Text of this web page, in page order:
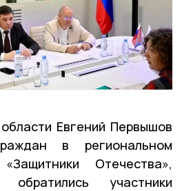
Евгений Первышов
в региональном
Отечества»,
участники